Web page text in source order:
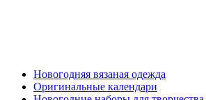
Новогодняя вязаная одежда
Оригинальные календари